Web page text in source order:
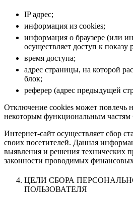
IP адрес;
информация из cookies;
информация о браузере (или
осуществляет доступ к показу
время доступа;
адрес страницы, на которой
блок;
реферер (адрес предыдущей
Отключение cookies может повлечь
некоторым функциональным частям
Интернет-сайт осуществляет сбор
своих посетителей. Данная
выявления и решения технических
законности проводимых
ЦЕЛИ СБОРА
ПОЛЬЗОВАТЕЛЯ